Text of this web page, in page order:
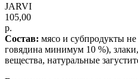
JARVI
105,00
р.
Состав: мясо и субпродукты
говядина минимум 10 %),
вещества, натуральные